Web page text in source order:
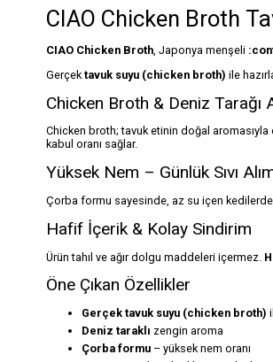
CIAO Chicken Broth
CIAO Chicken Broth, Japonya menşeli
Gerçek tavuk suyu (chicken broth) ile
Chicken Broth & Deniz Tarağı
Chicken broth; tavuk etinin doğal
kabul oranı sağlar.
Yüksek Nem – Günlük Sıvı
Çorba formu sayesinde, az su içen kedilerde
Hafif İçerik & Kolay Sindirim
Ürün tahıl ve ağır dolgu maddeleri içermez.
Öne Çıkan Özellikler
Gerçek tavuk suyu (chicken broth)
Deniz taraklı zengin aroma
Çorba formu – yüksek nem oranı